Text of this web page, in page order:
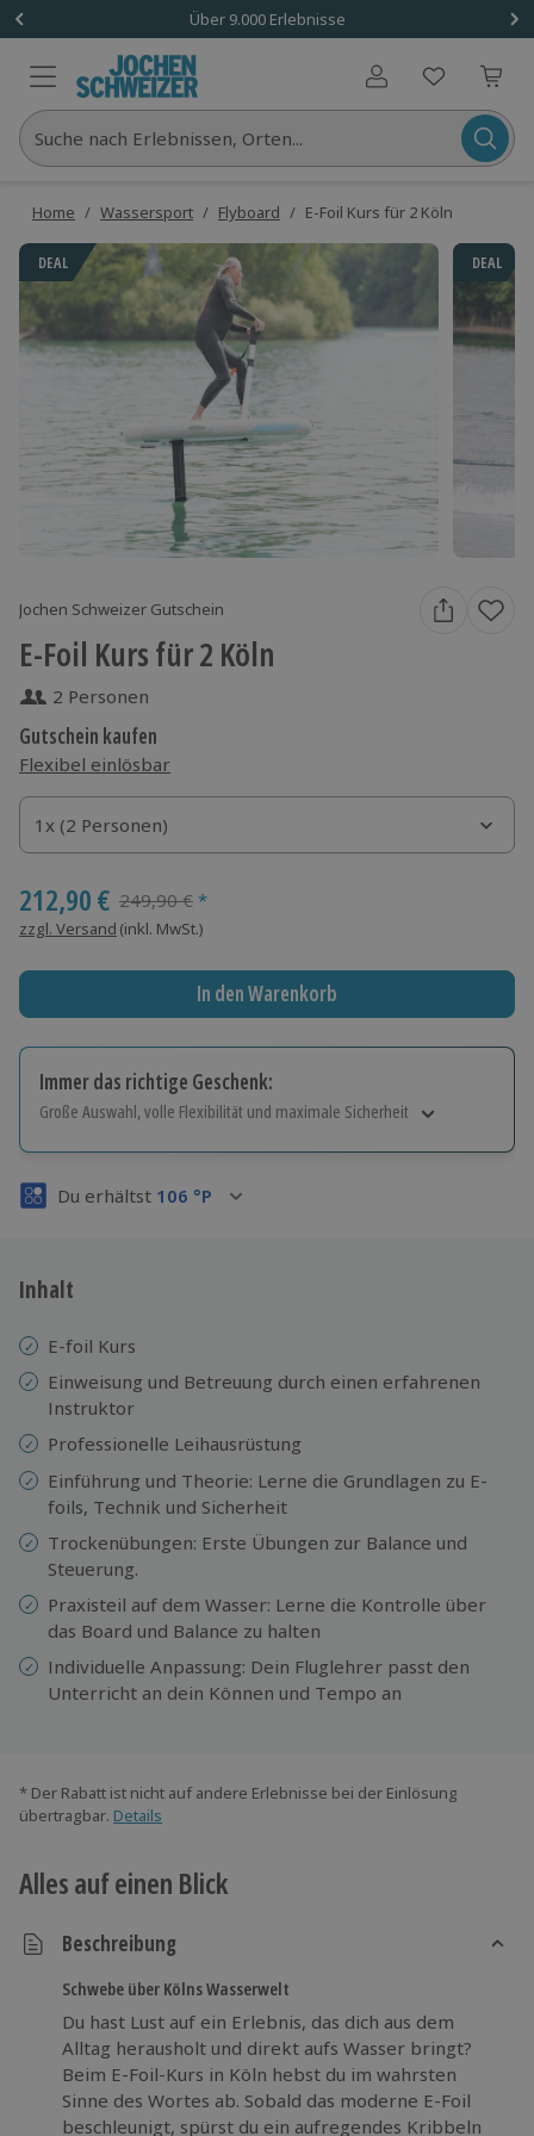
Über 9.000 Erlebnisse
Benutzerkonto
Suche nach Erlebnissen, Orten...
Home / Wassersport / Flyboard / E-Foil Kurs für 2 Köln
DEAL DEAL
Jochen Schweizer Gutschein
E-Foil Kurs für 2 Köln
2 Personen
Gutschein kaufen
Flexibel einlösbar
1x (2 Personen)
1x (2 Personen)
1x (2 Personen)
212,90 € Streichpreis
249,90 € *
zzgl. Versand (inkl. MwSt.)
In den Warenkorb
Immer das richtige Geschenk:
Große Auswahl, volle Flexibilität und maximale Sicherheit
Volle Flexibilität
3 Jahre gültig & verlängerbar.
Du erhältst 106 °P
Inhalt
E-foil Kurs
Einweisung und Betreuung durch einen erfahrenen
Instruktor
Professionelle Leihausrüstung
Einführung und Theorie: Lerne die Grundlagen zu E-
foils, Technik und Sicherheit
Trockenübungen: Erste Übungen zur Balance und
Steuerung.
Praxisteil auf dem Wasser: Lerne die Kontrolle über
das Board und Balance zu halten
Individuelle Anpassung: Dein Fluglehrer passt den
Unterricht an dein Können und Tempo an
* Der Rabatt ist nicht auf andere Erlebnisse bei der Einlösung
übertragbar. Details
Alles auf einen Blick
Beschreibung
Schwebe über Kölns Wasserwelt
Du hast Lust auf ein Erlebnis, das dich aus dem
Alltag herausholt und direkt aufs Wasser bringt?
Beim E-Foil-Kurs in Köln hebst du im wahrsten
Sinne des Wortes ab. Sobald das moderne E-Foil
beschleunigt, spürst du ein aufregendes Kribbeln